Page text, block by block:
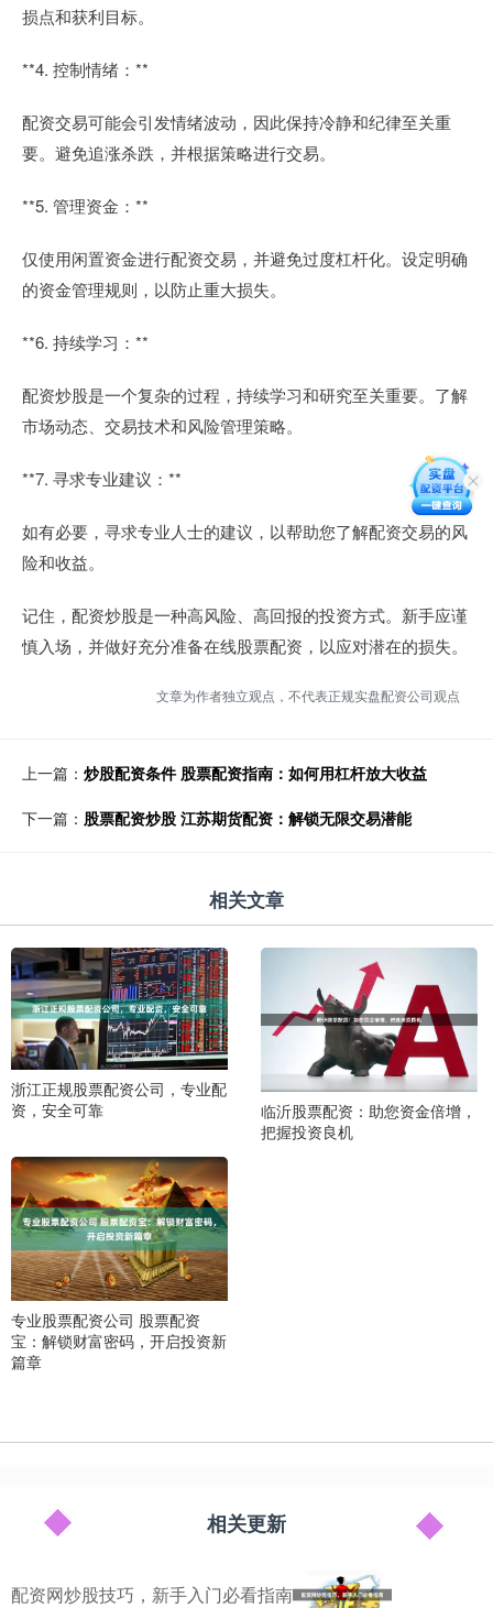
损点和获利目标。
**4. 控制情绪：**
配资交易可能会引发情绪波动，因此保持冷静和纪律至关重
要。避免追涨杀跌，并根据策略进行交易。
**5. 管理资金：**
仅使用闲置资金进行配资交易，并避免过度杠杆化。设定明确
的资金管理规则，以防止重大损失。
**6. 持续学习：**
配资炒股是一个复杂的过程，持续学习和研究至关重要。了解
市场动态、交易技术和风险管理策略。
**7. 寻求专业建议：**
如有必要，寻求专业人士的建议，以帮助您了解配资交易的风
险和收益。
记住，配资炒股是一种高风险、高回报的投资方式。新手应谨
慎入场，并做好充分准备在线股票配资，以应对潜在的损失。
文章为作者独立观点，不代表正规实盘配资公司观点
上一篇： 炒股配资条件 股票配资指南：如何用杠杆放大收益
下一篇： 股票配资炒股 江苏期货配资：解锁无限交易潜能
相关文章
浙江正规股票配资公司，专业配
资，安全可靠
临沂股票配资：助您资金倍增，
把握投资良机
专业股票配资公司 股票配资
宝：解锁财富密码，开启投资新
篇章
相关更新
配资网炒股技巧，新手入门必看指南